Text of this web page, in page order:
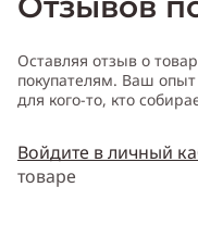
Оставляя отзыв о
покупателям. Ваш
для кого-то, кто
Войдите в личный
товаре